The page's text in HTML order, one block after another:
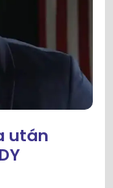
után